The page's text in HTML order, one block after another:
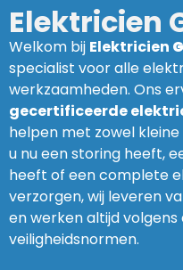
Elektricien
Welkom bij Elektricien
specialist voor alle
werkzaamheden. Ons
gecertificeerde
helpen met zowel
u nu een storing heeft,
heeft of een complete
verzorgen, wij leveren
en werken altijd
veiligheidsnormen.